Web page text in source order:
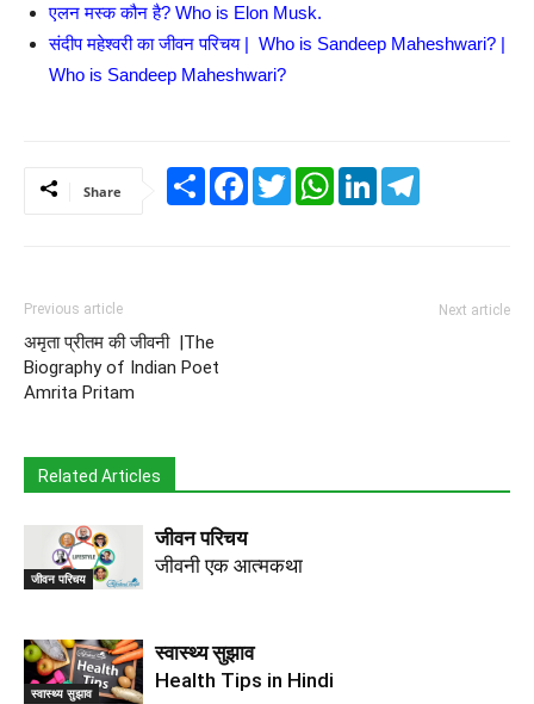
एलन मस्क कौन है? Who is Elon Musk.
संदीप महेश्वरी का जीवन परिचय | Who is Sandeep Maheshwari? |
Who is Sandeep Maheshwari?
Share
Share FacebookTwitterWhatsApp
LinkedIn
Previous article
अमृता प्रीतम की जीवनी |The
Biography of Indian Poet
Amrita Pritam
Next article
Related Articles
जीवन परिचय
जीवन परिचय
जीवनी एक आत्मकथा
स्वास्थ्य सुझाव
स्वास्थ्य सुझाव
Health Tips in Hindi